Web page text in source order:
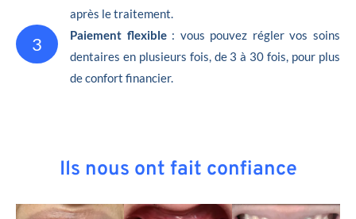
après le traitement.
3 Paiement flexible: vous pouvez régler vos soins
dentaires en plusieurs fois, de 3 à 30 fois, pour plus
de confort financier.
Ils nous ont fait confiance